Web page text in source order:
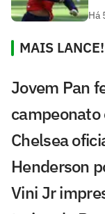
Há
MAIS LANCE!
Jovem Pan
campeonato
Chelsea
Henderson
Vini Jr